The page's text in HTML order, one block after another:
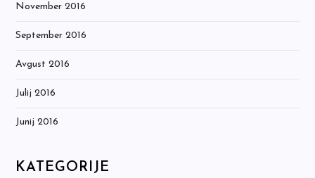
November 2016
September 2016
Avgust 2016
Julij 2016
Junij 2016
KATEGORIJE